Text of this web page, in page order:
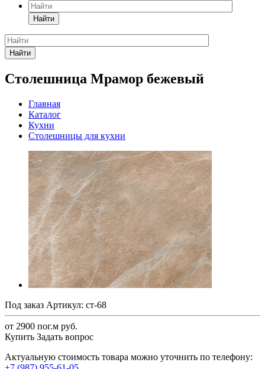
Найти
Найти
Столешница Мрамор бежевый
Главная
Каталог
Кухни
Столешницы для кухни
Под заказ Артикул: ст-68
от 2900 пог.м руб.
Купить Задать вопрос
Актуальную стоимость товара можно уточнить по телефону: